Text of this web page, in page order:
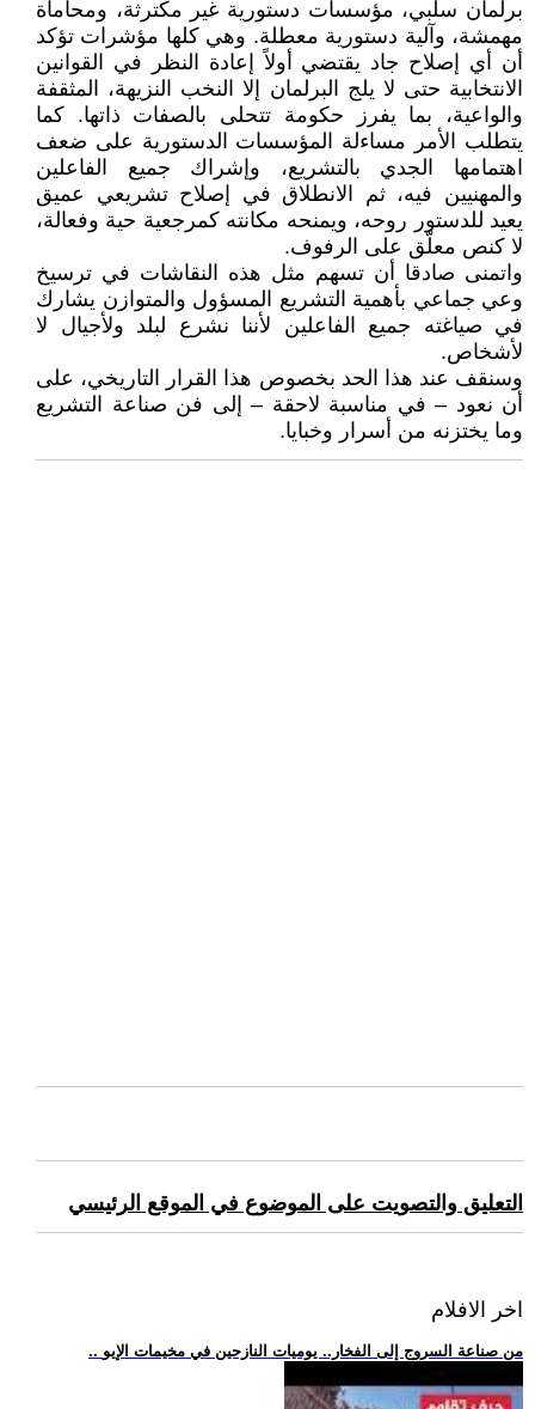
برلمان سلبي، مؤسسات دستورية غير مكترثة، ومحاماة
مهمشة، وآلية دستورية معطلة. وهي كلها مؤشرات تؤكد
أن أي إصلاح جاد يقتضي أولاً إعادة النظر في القوانين
الانتخابية حتى لا يلج البرلمان إلا النخب النزيهة، المثقفة
والواعية، بما يفرز حكومة تتحلى بالصفات ذاتها. كما
يتطلب الأمر مساءلة المؤسسات الدستورية على ضعف
اهتمامها الجدي بالتشريع، وإشراك جميع الفاعلين
والمهنيين فيه، ثم الانطلاق في إصلاح تشريعي عميق
يعيد للدستور روحه، ويمنحه مكانته كمرجعية حية وفعالة،
لا كنص معلّق على الرفوف.
واتمنى صادقا أن تسهم مثل هذه النقاشات في ترسيخ
وعي جماعي بأهمية التشريع المسؤول والمتوازن يشارك
في صياغته جميع الفاعلين لأننا نشرع لبلد ولأجيال لا
لأشخاص.
وسنقف عند هذا الحد بخصوص هذا القرار التاريخي، على
أن نعود – في مناسبة لاحقة – إلى فن صناعة التشريع
وما يختزنه من أسرار وخبايا.
التعليق والتصويت على الموضوع في الموقع الرئيسي
اخر الافلام
.. من صناعة السروج إلى الفخار.. يوميات النازحين في مخيمات الإيو